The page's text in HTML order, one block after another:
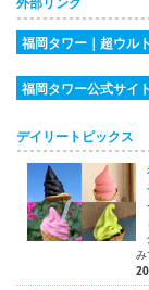
福岡タワー｜超ウル
福岡タワー公式サイ
デイリートピックス
み